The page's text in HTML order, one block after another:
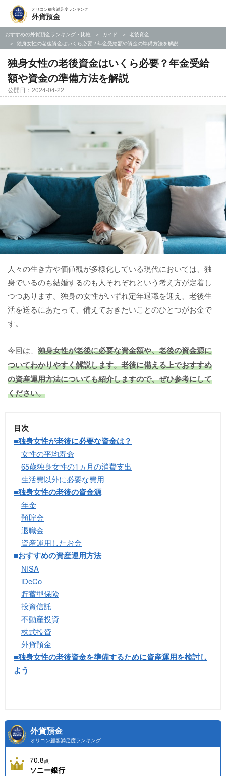
オリコン顧客満足度ランキング
外貨預金
おすすめの外貨預金ランキング・比較 ガイド
老後資金
独身女性の老後資金はいくら必要？年金受給額や資金の準備方法を解説
独身女性の老後資金はいくら必要？年金受給
額や資金の準備方法を解説
公開日：2024-04-22
人々の生き方や価値観が多様化している現代においては、独
身でいるのも結婚するのも人それぞれという考え方が定着し
つつあります。独身の女性がいずれ定年退職を迎え、老後生
活を送るにあたって、備えておきたいことのひとつがお金で
す。
今回は、 独身女性が老後に必要な資金額や、老後の資金源に
ついてわかりやすく解説します。老後に備える上でおすすめ
の資産運用方法についても紹介しますので、ぜひ参考にして
ください。
目次
■独身女性が老後に必要な資金は？
女性の平均寿命
65歳独身女性の1ヵ月の消費支出
生活費以外に必要な費用
■独身女性の老後の資金源
年金
預貯金
退職金
資産運用したお金
■おすすめの資産運用方法
NISA
iDeCo
貯蓄型保険
投資信託
不動産投資
株式投資
外貨預金
■独身女性の老後資金を準備するために資産運用を検討し
よう
外貨預金
オリコン顧客満足度ランキング
70.8点
ソニー銀行